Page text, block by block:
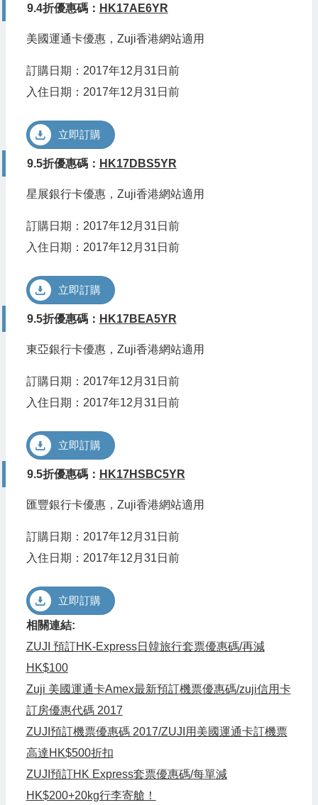
9.4折優惠碼： HK17AE6YR
美國運通卡優惠，Zuji香港網站適用
訂購日期：2017年12月31日前
入住日期：2017年12月31日前
立即訂購
9.5折優惠碼： HK17DBS5YR
星展銀行卡優惠，Zuji香港網站適用
訂購日期：2017年12月31日前
入住日期：2017年12月31日前
立即訂購
9.5折優惠碼： HK17BEA5YR
東亞銀行卡優惠，Zuji香港網站適用
訂購日期：2017年12月31日前
入住日期：2017年12月31日前
立即訂購
9.5折優惠碼： HK17HSBC5YR
匯豐銀行卡優惠，Zuji香港網站適用
訂購日期：2017年12月31日前
入住日期：2017年12月31日前
立即訂購
相關連結:
ZUJI 預訂HK-Express日韓旅行套票優惠碼/再減
HK$100
Zuji 美國運通卡Amex最新預訂機票優惠碼/zuji信用卡
訂房優惠代碼 2017
ZUJI預訂機票優惠碼 2017/ZUJI用美國運通卡訂機票
高達HK$500折扣
ZUJI預訂HK Express套票優惠碼/每單減
HK$200+20kg行李寄艙！